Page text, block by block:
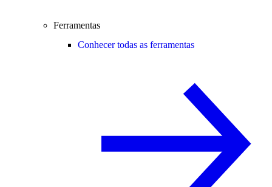
Ferramentas
Conhecer todas as ferramentas